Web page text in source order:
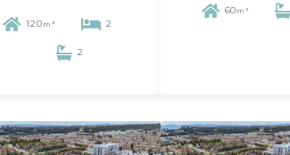
120 m² 2
2
60 m²